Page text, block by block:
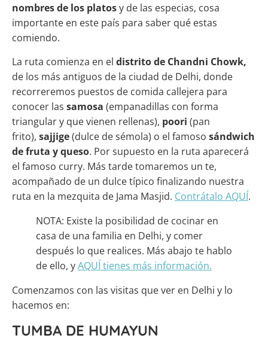
nombres de los platosy de las especias, cosa
importante en este país para saber qué estas
comiendo.
La ruta comienza en el distrito de Chandni Chowk,
de los más antiguos de la ciudad de Delhi, donde
recorreremos puestos de comida callejera para
conocer las samosa (empanadillas con forma
triangular y que vienen rellenas), poori (pan
frito), sajjige(dulce de sémola) o el famoso sándwich
de fruta y queso. Por supuesto en la ruta aparecerá
el famoso curry. Más tarde tomaremos un te,
acompañado de un dulce típico finalizando nuestra
ruta en la mezquita de Jama Masjid. Contrátalo AQUÍ.
NOTA: Existe la posibilidad de cocinar en
casa de una familia en Delhi, y comer
después lo que realices. Más abajo te hablo
de ello, yAQUÍ tienes más información.
Comenzamos con las visitas que ver en Delhi y lo
hacemos en:
TUMBA DE HUMAYUN